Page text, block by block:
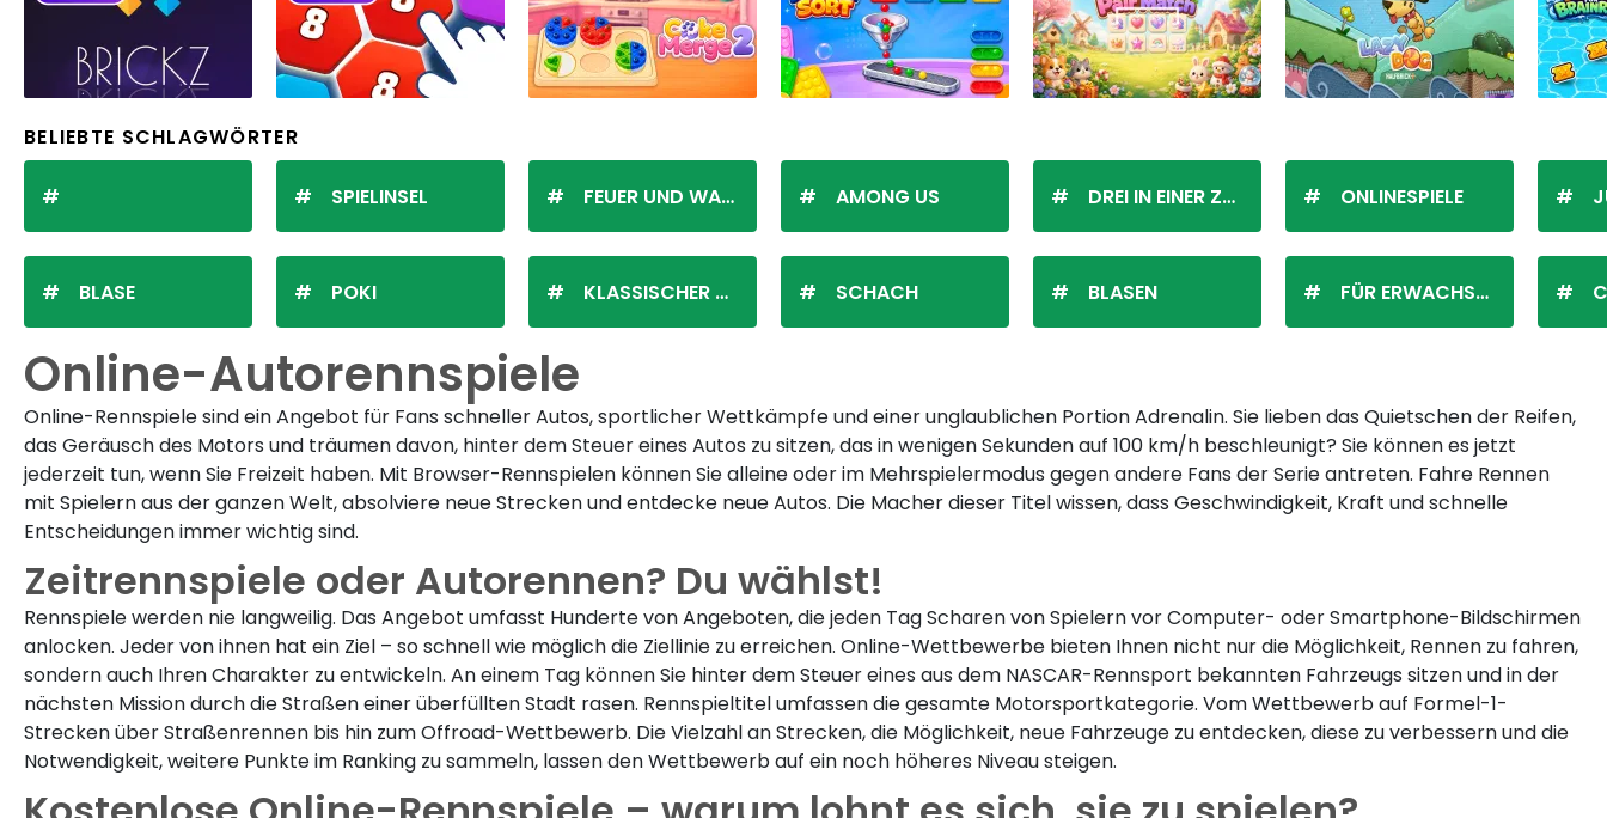
BELIEBTE SCHLAGWÖRTER
BLASE
SPIELINSEL
POKI
FEUER UND WASSER
KLASSISCHER SOLITÄR
AMONG US
SCHACH
DREI IN EINER ZEILE
BLASEN
ONLINESPIELE
FÜR ERWACHSENE
Online-Autorennspiele
Online-Rennspiele sind ein Angebot für Fans schneller Autos, sportlicher Wettkämpfe und einer unglaublichen Portion Adrenalin. Sie lieben das Quietschen der Reifen,
das Geräusch des Motors und träumen davon, hinter dem Steuer eines Autos zu sitzen, das in wenigen Sekunden auf 100 km/h beschleunigt? Sie können es jetzt
jederzeit tun, wenn Sie Freizeit haben. Mit Browser-Rennspielen können Sie alleine oder im Mehrspielermodus gegen andere Fans der Serie antreten. Fahre Rennen
mit Spielern aus der ganzen Welt, absolviere neue Strecken und entdecke neue Autos. Die Macher dieser Titel wissen, dass Geschwindigkeit, Kraft und schnelle
Entscheidungen immer wichtig sind.
Zeitrennspiele oder Autorennen? Du wählst!
Rennspiele werden nie langweilig. Das Angebot umfasst Hunderte von Angeboten, die jeden Tag Scharen von Spielern vor Computer- oder Smartphone-Bildschirmen
anlocken. Jeder von ihnen hat ein Ziel – so schnell wie möglich die Ziellinie zu erreichen. Online-Wettbewerbe bieten Ihnen nicht nur die Möglichkeit, Rennen zu fahren,
sondern auch Ihren Charakter zu entwickeln. An einem Tag können Sie hinter dem Steuer eines aus dem NASCAR-Rennsport bekannten Fahrzeugs sitzen und in der
nächsten Mission durch die Straßen einer überfüllten Stadt rasen. Rennspieltitel umfassen die gesamte Motorsportkategorie. Vom Wettbewerb auf Formel-1-
Strecken über Straßenrennen bis hin zum Offroad-Wettbewerb. Die Vielzahl an Strecken, die Möglichkeit, neue Fahrzeuge zu entdecken, diese zu verbessern und die
Notwendigkeit, weitere Punkte im Ranking zu sammeln, lassen den Wettbewerb auf ein noch höheres Niveau steigen.